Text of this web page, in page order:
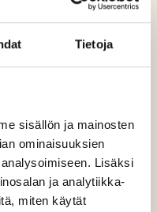
Tietoja
sisällön ja mainosten
ominaisuuksien
Lisäksi
ja analytiikka-
miten käytät